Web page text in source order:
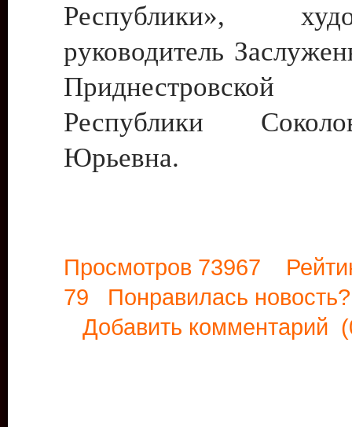
Республики»,
руководитель
Приднестровской
Республики
Юрьевна.
Просмотров 73967
79 Понравилась
Добавить комментарий